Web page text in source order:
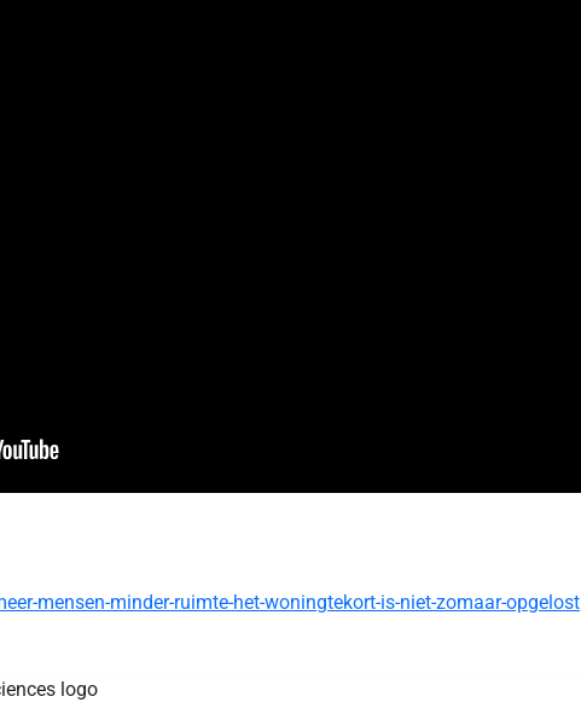
mensen-minder-ruimte-het-woningtekort-is-niet-zomaar-opgelost